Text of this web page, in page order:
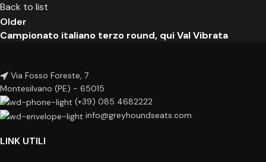
Back to list
Older
Campionato italiano terzo round, qui Val Vibrata
Via Fosso Foreste, 7
Montesilvano (PE) - 65015
(+39) 085 4682222
info@greyhoundseats.com
LINK UTILI